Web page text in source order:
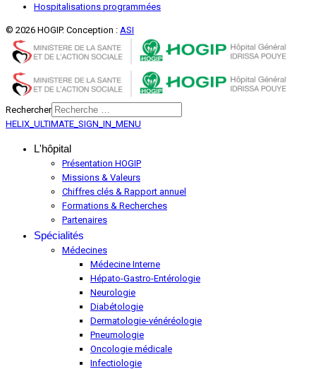
Hospitalisations programmées
© 2026 HOGIP. Conception : ASI
Rechercher
HELIX_ULTIMATE_SIGN_IN_MENU
L'hôpital
Présentation HOGIP
Missions & Valeurs
Chiffres clés & Rapport annuel
Formations & Recherches
Partenaires
Spécialités
Médecines
Médecine Interne
Hépato-Gastro-Entérologie
Neurologie
Diabétologie
Dermatologie-vénéréologie
Pneumologie
Oncologie médicale
Infectiologie